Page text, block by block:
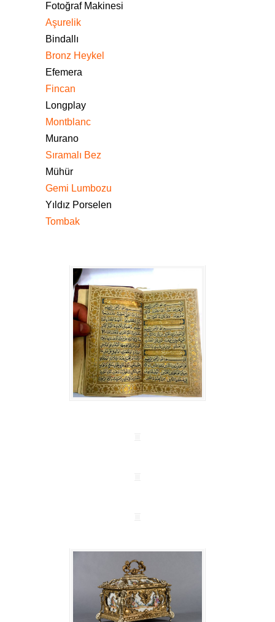
Fotoğraf Makinesi
Aşurelik
Bindallı
Bronz Heykel
Efemera
Fincan
Longplay
Montblanc
Murano
Sıramalı Bez
Mühür
Gemi Lumbozu
Yıldız Porselen
Tombak